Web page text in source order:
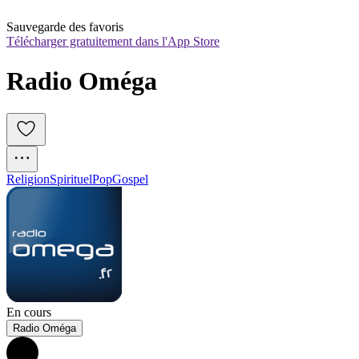
Sauvegarde des favoris
Télécharger gratuitement dans l'App Store
Radio Oméga
ReligionSpirituelPopGospel
En cours
Radio Oméga